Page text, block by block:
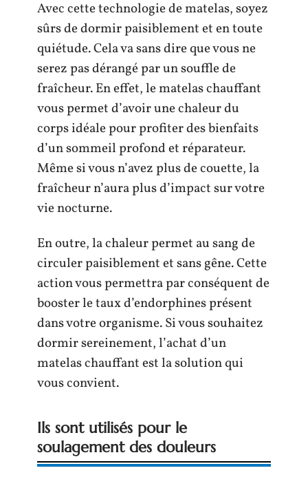
Avec cette technologie de matelas, soyez
sûrs de dormir paisiblement et en toute
quiétude. Cela va sans dire que vous ne
serez pas dérangé par un souffle de
fraîcheur. En effet, le matelas chauffant
vous permet d’avoir une chaleur du
corps idéale pour profiter des bienfaits
d’un sommeil profond et réparateur.
Même si vous n’avez plus de couette, la
fraîcheur n’aura plus d’impact sur votre
vie nocturne.
En outre, la chaleur permet au sang de
circuler paisiblement et sans gêne. Cette
action vous permettra par conséquent de
booster le taux d’endorphines présent
dans votre organisme. Si vous souhaitez
dormir sereinement, l’achat d’un
matelas chauffant est la solution qui
vous convient.
Ils sont utilisés pour le
soulagement des douleurs